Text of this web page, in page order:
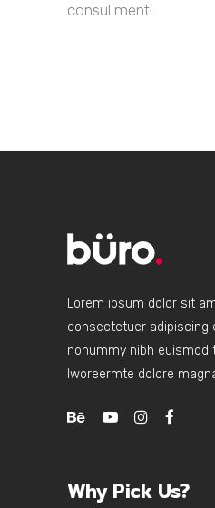
consul menti.
Lorem ipsum dolor sit
consectetuer adipiscing
nonummy nibh euismod
lworeermte dolore
Why Pick Us?